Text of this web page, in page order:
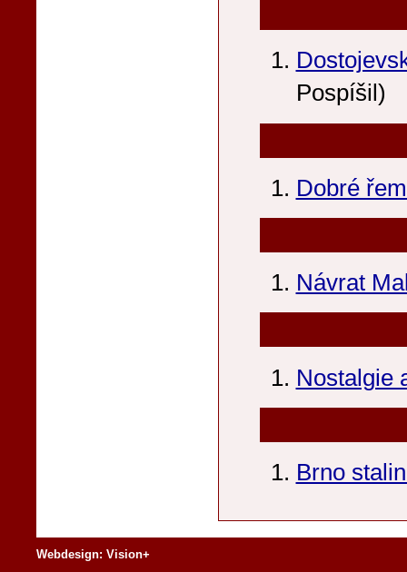
Pospíšil)
Dobré
Návrat
Nostalgie
Brno
Webdesign: Vision+